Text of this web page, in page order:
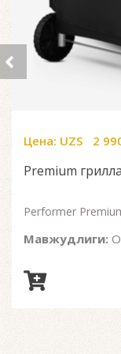
Цена: UZS 2
Premium
Performer
Мавжудлиги: